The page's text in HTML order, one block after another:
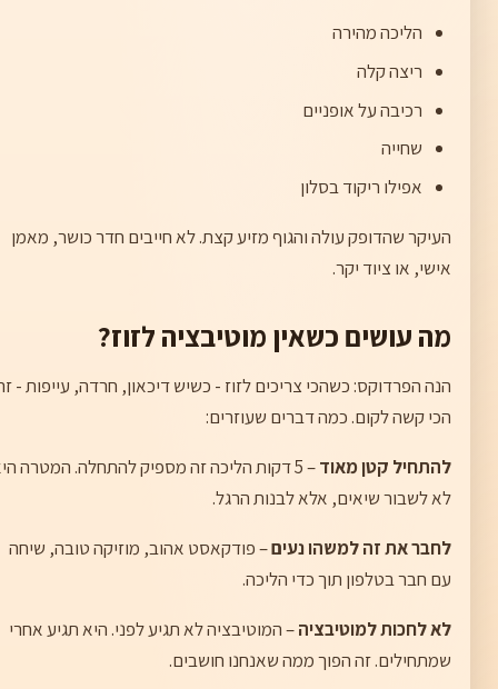
הליכה מהירה
ריצה קלה
רכיבה על אופניים
שחייה
אפילו ריקוד בסלון
העיקר שהדופק עולה והגוף מזיע קצת. לא חייבים חדר כושר, מאמן
אישי, או ציוד יקר.
מה עושים כשאין מוטיבציה לזוז?
הנה הפרדוקס: כשהכי צריכים לזוז - כשיש דיכאון, חרדה, עייפות -
הכי קשה לקום. כמה דברים שעוזרים:
להתחיל קטן מאוד
– 5 דקות הליכה זה מספיק להתחלה. המטרה
לא לשבור שיאים, אלא לבנות הרגל.
לחבר את זה למשהו נעים– פודקאסט אהוב, מוזיקה טובה, שיחה
עם חבר בטלפון תוך כדי הליכה.
לא לחכות למוטיבציה– המוטיבציה לא תגיע לפני. היא תגיע אחרי
שמתחילים. זה הפוך ממה שאנחנו חושבים.